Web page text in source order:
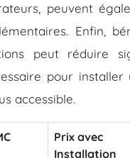
peuvent
Enfin,
peut réduire
pour installer
accessible.
Prix avec
Installation